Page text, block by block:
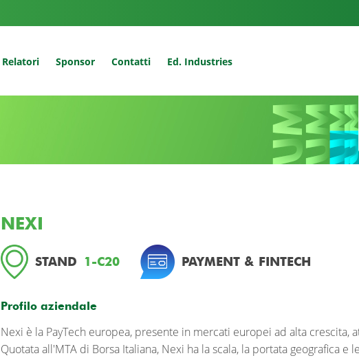
Relatori Sponsor Contatti Ed. Industries
NEXI
STAND 1-C20 PAYMENT & FINTECH
Profilo aziendale
Nexi è la PayTech europea, presente in mercati europei ad alta crescita,
Quotata all'MTA di Borsa Italiana, Nexi ha la scala, la portata geografica